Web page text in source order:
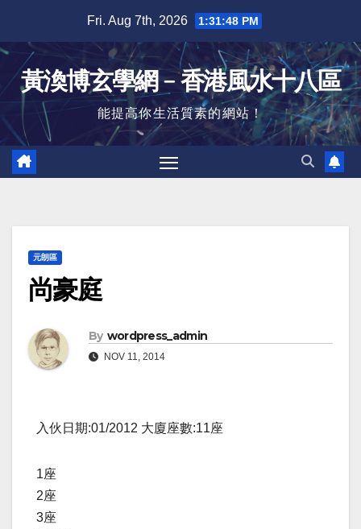
content
Fri. Aug 7th, 2026 1:31:48 PM
黃渙博玄學網﹣香港風水十八區
能提高你生活質素的網站！
元朗區
尚豪庭
By wordpress_admin
NOV 11, 2014
入伙日期:01/2012 大廈座數:11座
1座
2座
3座